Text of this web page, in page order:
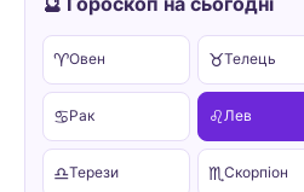
♈Овен ♉Телець
♋Рак ♌Лев
♎Терези ♏ Скорпіон